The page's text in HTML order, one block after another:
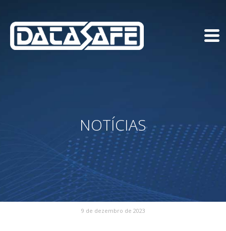
NOTÍCIAS
9 de dezembro de 2023